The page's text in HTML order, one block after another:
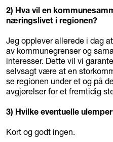
2) Hva vil en
næringslivet i regionen?
Jeg opplever allerede i dag
av kommunegrenser og
interesser. Dette vil vi
selvsagt være at en
se regionen under et og på
avgjørelser for et fremtidig
3) Hvilke eventuelle
Kort og godt ingen.